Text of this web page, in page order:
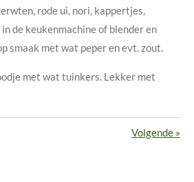
rode ui, nori, kappertjes,
de keukenmachine of blender en
smaak met wat peper en evt. zout.
met wat tuinkers. Lekker met
Volgende »